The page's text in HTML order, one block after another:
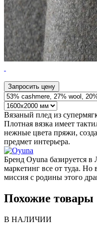
Запросить цену
Вязаный плед из
Плотная вязка имеет
нежные цвета пряжи,
предмет интерьера.
Бренд Oyuna базируется
маркетинг все от туда.
миссия с родины этого
Похожие товары
В НАЛИЧИИ